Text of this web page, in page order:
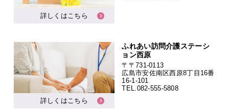
詳しくはこちら
詳しくはこちら
ふれあい訪問介護ステーシ
ョン西原
〒〒731-0113
広島市安佐南区西原8丁目16番
16-1-101
TEL.082-555-5808